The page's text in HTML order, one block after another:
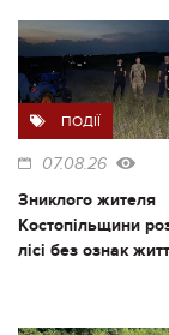
ПОДІЇ
07.08.26
Зниклого жителя
Костопільщини
лісі без ознак